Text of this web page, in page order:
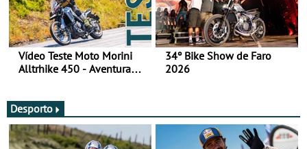
Vídeo Teste Moto Morini
Alltrhike 450 - Aventura
34º Bike Show de Faro
2026
Desporto